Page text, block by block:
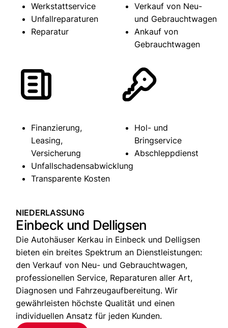
Werkstattservice
Unfallreparaturen
Reparatur
Verkauf von Neu-
und Gebrauchtwagen
Ankauf von
Gebrauchtwagen
Finanzierung,
Leasing,
Versicherung
Unfallschadensabwicklung
Transparente Kosten
Hol- und
Bringservice
Abschleppdienst
NIEDERLASSUNG
Einbeck und Delligsen
Die Autohäuser Kerkau in Einbeck und Delligsen
bieten ein breites Spektrum an Dienstleistungen:
den Verkauf von Neu- und Gebrauchtwagen,
professionellen Service, Reparaturen aller Art,
Diagnosen und Fahrzeugaufbereitung. Wir
gewährleisten höchste Qualität und einen
individuellen Ansatz für jeden Kunden.